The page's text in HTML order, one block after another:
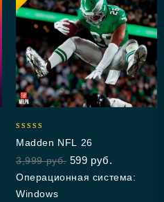
out of 5
Madden NFL 26
3,999руб. 599 руб.
Операционная система:
Windows